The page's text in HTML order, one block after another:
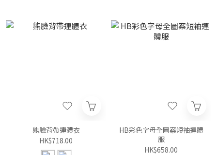
熊臉背帶連體衣
HK$718.00
HB彩色字母全圖案短袖連體
服
HK$658.00